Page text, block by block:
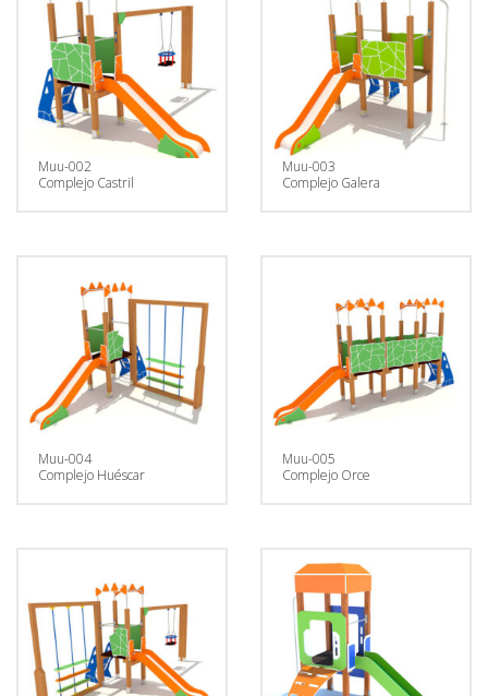
Muu-002
Complejo Castril
Muu-003
Complejo Galera
Muu-004
Complejo Huéscar
Muu-005
Complejo Orce